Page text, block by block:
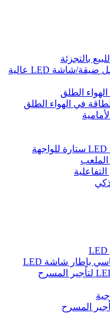
شاشة فيديو ذات درجة بكسل ضيقة/شاشة LED عالية
هيكل شاشة LED قياسي بإطار شاشة LED